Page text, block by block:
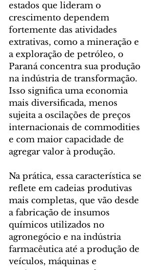
estados que lideram o
crescimento dependem
fortemente das atividades
extrativas, como a mineração e
a exploração de petróleo, o
Paraná concentra sua produção
na indústria de transformação.
Isso significa uma economia
mais diversificada, menos
sujeita a oscilações de preços
internacionais de commodities
e com maior capacidade de
agregar valor à produção.
Na prática, essa característica se
reflete em cadeias produtivas
mais completas, que vão desde
a fabricação de insumos
químicos utilizados no
agronegócio e na indústria
farmacêutica até a produção de
veículos, máquinas e